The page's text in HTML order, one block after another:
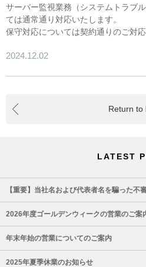
サーバー監視業務（システムトラブ
ては通常通り対応いたします。
保守対応については契約通りのご対応
2024.12.02
Return to
LATEST
【重要】当社名および代表者名を騙った不
2026年度ゴールデンウィークの営業のご案
年末年始の営業についてのご案内
2025年夏季休業のお知らせ